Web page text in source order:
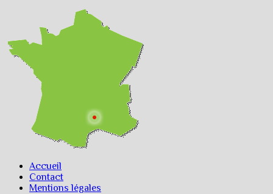
Accueil
Contact
Mentions légales